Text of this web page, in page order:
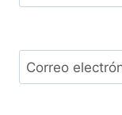
Correo